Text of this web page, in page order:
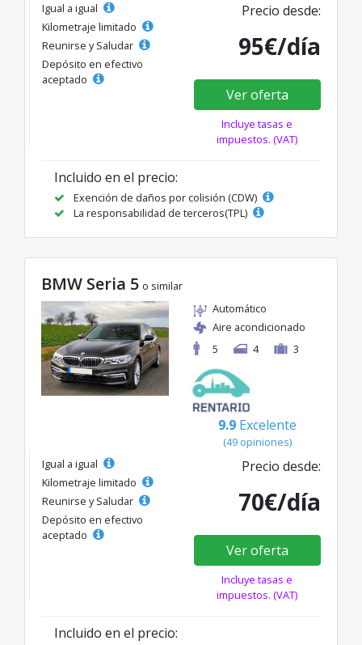
Igual a igual
Kilometraje limitado
Reunirse y Saludar
Depósito en efectivo
aceptado
Precio desde:
95€/día
Ver oferta
Incluye tasas e
impuestos. (VAT)
Incluido en el precio:
Exención de daños por colisión (CDW)
La responsabilidad de terceros(TPL)
BMW Seria 5 o similar
Automático
Aire acondicionado
5
4 3
9.9 Excelente
(49 opiniones)
Igual a igual
Kilometraje limitado
Reunirse y Saludar
Depósito en efectivo
aceptado
Precio desde:
70€/día
Ver oferta
Incluye tasas e
impuestos. (VAT)
Incluido en el precio: